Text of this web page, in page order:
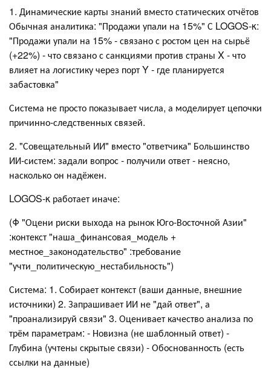
1. Динамические карты знаний вместо статических отчётов
Обычная аналитика: "Продажи упали на 15%" С LOGOS-κ:
"Продажи упали на 15% - связано с ростом цен на сырьё
(+22%) - что связано с санкциями против страны X - что
влияет на логистику через порт Y - где планируется
забастовка"
Система не просто показывает числа, а моделирует цепочки
причинно-следственных связей.
2. "Совещательный ИИ" вместо "ответчика" Большинство
ИИ-систем: задали вопрос - получили ответ - неясно,
насколько он надёжен.
LOGOS-κ работает иначе:
(Φ "Оцени риски выхода на рынок Юго-Восточной Азии"
:контекст "наша_финансовая_модель +
местное_законодательство" :требование
"учти_политическую_нестабильность")
Система: 1. Собирает контекст (ваши данные, внешние
источники) 2. Запрашивает ИИ не "дай ответ", а
"проанализируй связи" 3. Оценивает качество анализа по
трём параметрам: - Новизна (не шаблонный ответ) -
Глубина (учтены скрытые связи) - Обоснованность (есть
ссылки на данные)